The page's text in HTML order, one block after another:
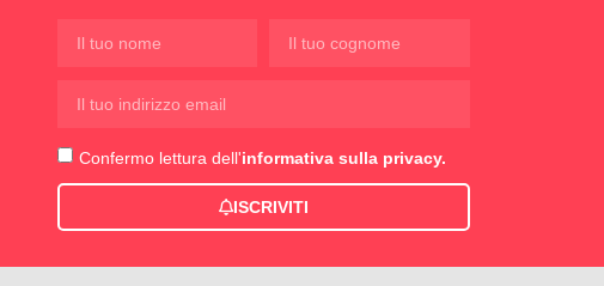
Confermo lettura dell'informativa sulla privacy.
ISCRIVITI